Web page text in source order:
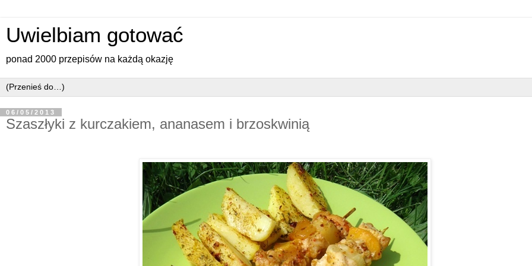
Uwielbiam gotować
ponad 2000 przepisów na każdą okazję
06/05/2013
Szaszłyki z kurczakiem, ananasem i brzoskwinią